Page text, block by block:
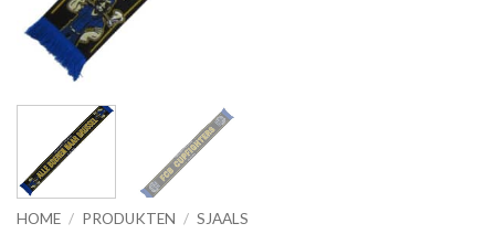
HOME / PRODUKTEN / SJAALS